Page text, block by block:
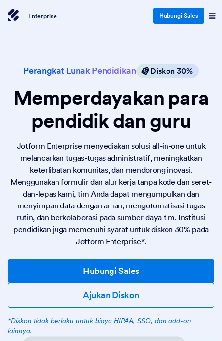
Enterprise Hubungi Sales
Perangkat Lunak Pendidikan Diskon 30%
Memperdayakan para
pendidik dan guru
Jotform Enterprise menyediakan solusi all-in-one untuk
melancarkan tugas-tugas administratif, meningkatkan
keterlibatan komunitas, dan mendorong inovasi.
Menggunakan formulir dan alur kerja tanpa kode dan seret-
dan-lepas kami, tim Anda dapat mengumpulkan dan
menyimpan data dengan aman, mengotomatisasi tugas
rutin, dan berkolaborasi pada sumber daya tim. Institusi
pendidikan juga memenuhi syarat untuk diskon 30% pada
Jotform Enterprise*.
Hubungi Sales
Ajukan Diskon
*Diskon tidak berlaku untuk biaya HIPAA, SSO, dan add-on
lainnya.